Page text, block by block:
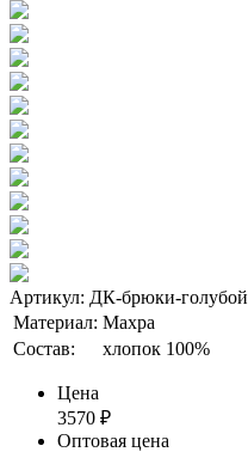
Артикул: ДК-брюки-голубой
Материал: Махра
Состав:
хлопок 100%
Цена
3570 ₽
Оптовая цена